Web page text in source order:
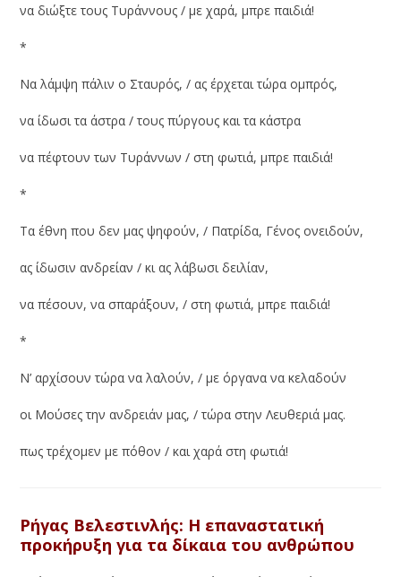
να διώξτε τους Τυράννους / με χαρά, μπρε παιδιά!
*
Να λάμψη πάλιν ο Σταυρός, / ας έρχεται τώρα ομπρός,
να ίδωσι τα άστρα / τους πύργους και τα κάστρα
να πέφτουν των Τυράννων / στη φωτιά, μπρε παιδιά!
*
Τα έθνη που δεν μας ψηφούν, / Πατρίδα, Γένος ονειδούν,
ας ίδωσιν ανδρείαν / κι ας λάβωσι δειλίαν,
να πέσουν, να σπαράξουν, / στη φωτιά, μπρε παιδιά!
*
Ν’ αρχίσουν τώρα να λαλούν, / με όργανα να κελαδούν
οι Μούσες την ανδρειάν μας, / τώρα στην Λευθεριά μας.
πως τρέχομεν με πόθον / και χαρά στη φωτιά!
Ρήγας Βελεστινλής: Η επαναστατική
προκήρυξη για τα δίκαια του ανθρώπου